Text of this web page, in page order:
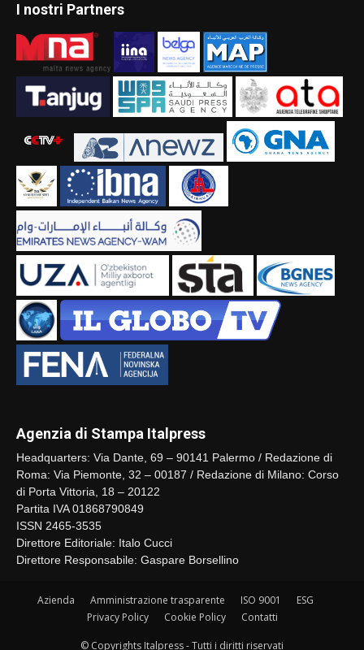
I nostri Partners
Agenzia di Stampa Italpress
Headquarters: Via Dante, 69 – 90141 Palermo / Redazione di
Roma: Via Piemonte, 32 – 00187 / Redazione di Milano: Corso
di Porta Vittoria, 18 – 20122
Partita IVA 01868790849
ISSN 2465-3535
Direttore Editoriale: Italo Cucci
Direttore Responsabile: Gaspare Borsellino
Azienda Amministrazione trasparente ISO 9001
ESG
Privacy Policy
Cookie Policy Contatti
© Copyrights Italpress - Tutti i diritti riservati